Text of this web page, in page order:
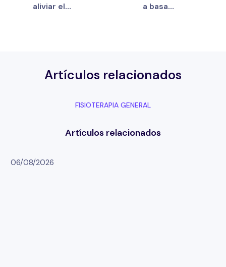
aliviar el
ejercicios
a basada
y práctica
FISIOTERAPIA GENERAL
06/08/2026